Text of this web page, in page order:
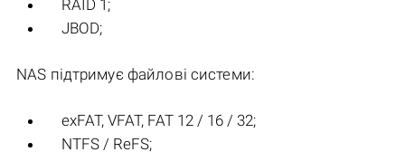
RAID 1;
JBOD;
NAS підтримує файлові системи:
exFAT, VFAT, FAT 12 / 16 / 32;
NTFS / ReFS;